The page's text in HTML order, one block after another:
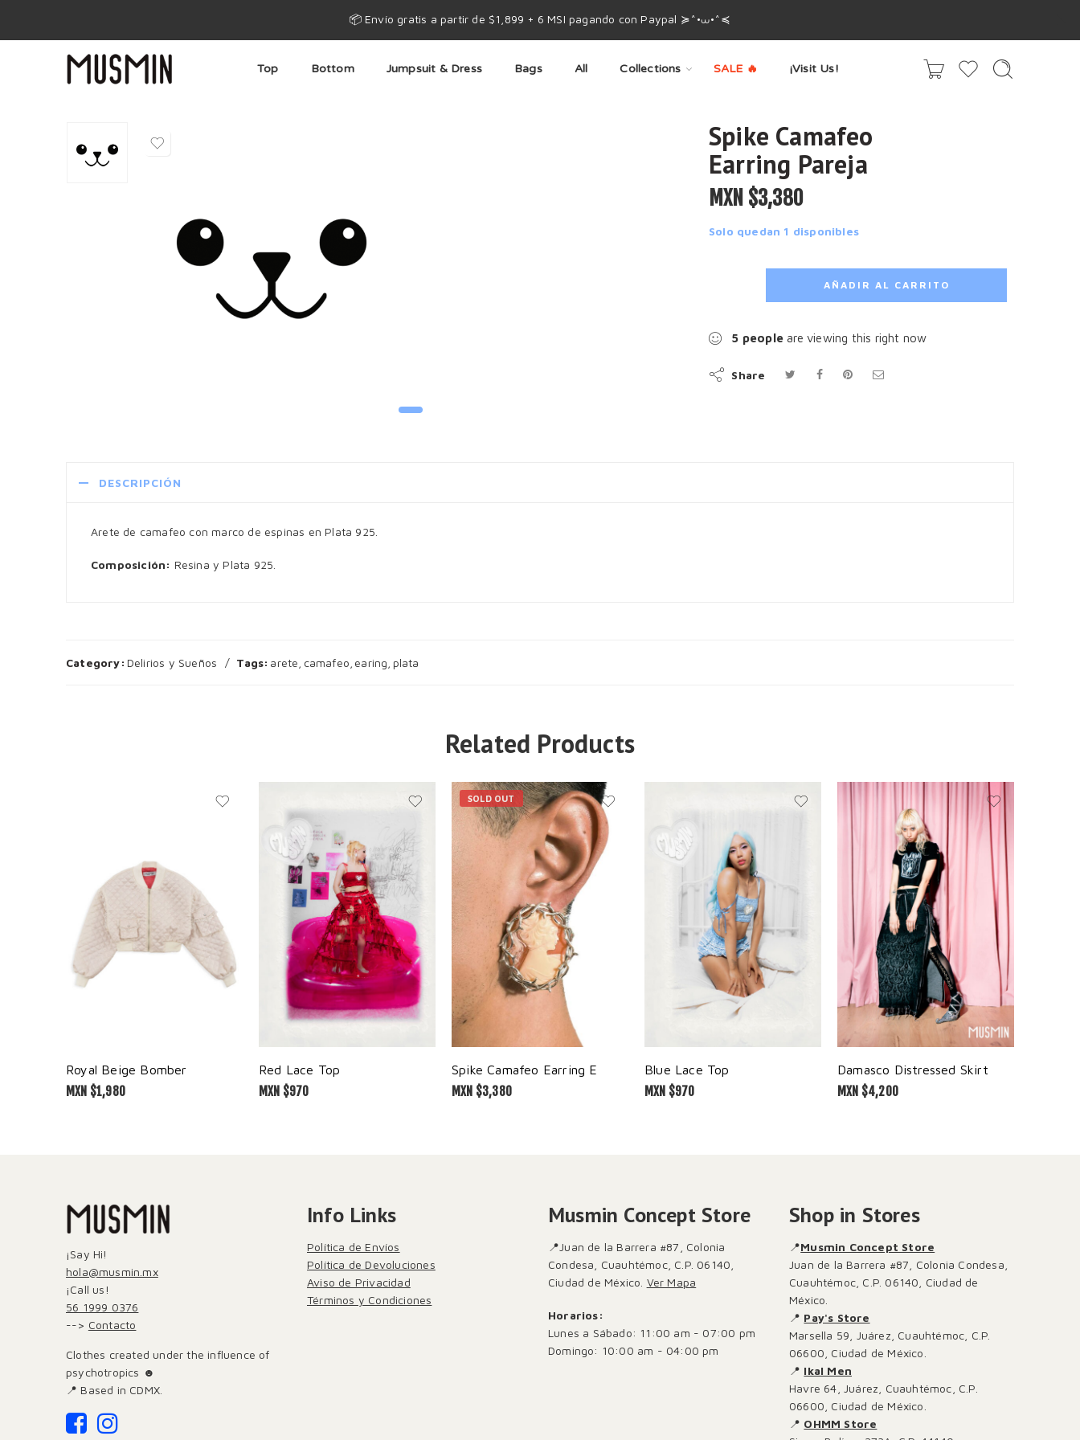
📦 Envío gratis a partir de $1,899 + 6 MSI pagando con Paypal ≽^•⩊•^≼
Top Bottom Jumpsuit & Dress Bags All Collections SALE 🔥 ¡Visit Us!
Spike Camafeo
Earring Pareja
MXN $3,380
Solo quedan 1 disponibles
AÑADIR AL CARRITO
5 people are viewing this right now
Share
DESCRIPCIÓN
Arete de camafeo con marco de espinas en Plata 925.
Composición: Resina y Plata 925.
Category: Delirios y Sueños Tags: arete camafeo earing plata
Related Products
Royal Beige Bomber
MXN $1,980
Red Lace Top
MXN $970
SOLD OUT
Spike Camafeo Earring E
MXN $3,380
Blue Lace Top
MXN $970
Damasco Distressed Skirt
MXN $4,200
¡Say Hi!
hola@musmin.mx
¡Call us!
56 1999 0376
--> Contacto
Clothes created under the influence of
psychotropics ☻
📍 Based in CDMX.
Info Links
Política de Envíos
Política de Devoluciones
Aviso de Privacidad
Términos y Condiciones
Musmin Concept Store
📍Juan de la Barrera #87, Colonia
Condesa, Cuauhtémoc, C.P. 06140,
Ciudad de México. Ver Mapa
Horarios:
Lunes a Sábado: 11:00 am - 07:00 pm
Domingo: 10:00 am - 04:00 pm
Shop in Stores
📍Musmin Concept Store
Juan de la Barrera #87, Colonia Condesa,
Cuauhtémoc, C.P. 06140, Ciudad de
México.
📍 Pay's Store
Marsella 59, Juárez, Cuauhtémoc, C.P.
06600, Ciudad de México.
📍 Ikal Men
Havre 64, Juárez, Cuauhtémoc, C.P.
06600, Ciudad de México.
📍 OHMM Store